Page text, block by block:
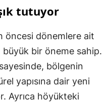
tutuyor
öncesi dönemlere ait
büyük bir öneme sahip.
bölgenin
yapısına dair yeni
Ayrıca höyükteki